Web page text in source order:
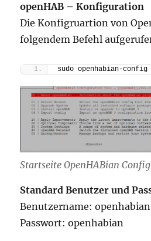
openHAB – Konfiguration
Die Konfigruartion von
folgendem Befehl
sudo openhabian-config
Startseite OpenHABian
Standard Benutzer und
Benutzername: openhabian
Passwort: openhabian